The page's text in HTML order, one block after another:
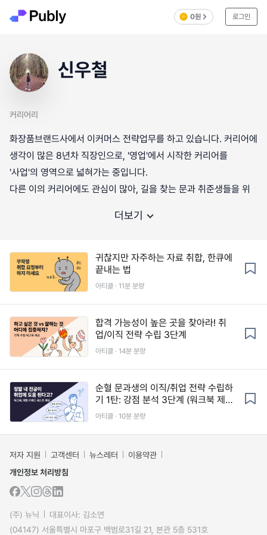
0원 로그인
신우철
커리어리
화장품브랜드사에서 이커머스 전략업무를 하고 있습니다. 커리어에
생각이 많은 8년차 직장인으로, '영업'에서 시작한 커리어를
'사업'의 영역으로 넓혀가는 중입니다.
다른 이의 커리어에도 관심이 많아, 길을 찾는 문과 취준생들을 위
더보기
귀찮지만 자주하는 자료 취합, 한큐에
끝내는 법
아티클 · 11분 분량
합격 가능성이 높은 곳을 찾아라! 취
업/이직 전략 수립 3단계
아티클 · 14분 분량
순혈 문과생의 이직/취업 전략 수립하
기 1탄: 강점 분석 3단계 (워크북 제
공)
아티클 · 10분 분량
저자 지원 고객센터 뉴스레터
이용약관
개인정보 처리방침
(주) 뉴닉
대표이사: 김소연
(04147) 서울특별시 마포구 백범로31길 21, 본관 5층 531호